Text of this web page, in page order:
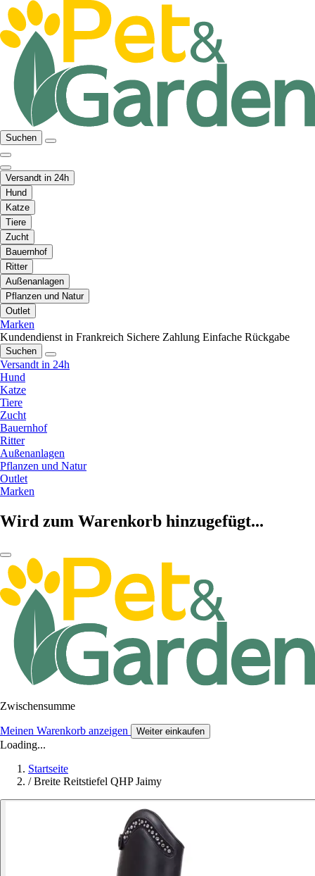
Suchen
Versandt in 24h
Hund
Katze
Tiere
Zucht
Bauernhof
Ritter
Außenanlagen
Pflanzen und Natur
Outlet
Marken
Kundendienst in Frankreich Sichere Zahlung Einfache Rückgabe
Suchen
Versandt in 24h
Hund
Katze
Tiere
Zucht
Bauernhof
Ritter
Außenanlagen
Pflanzen und Natur
Outlet
Marken
Wird zum Warenkorb hinzugefügt...
Zwischensumme
Meinen Warenkorb anzeigen Weiter einkaufen
Loading...
Startseite
/ Breite Reitstiefel QHP Jaimy